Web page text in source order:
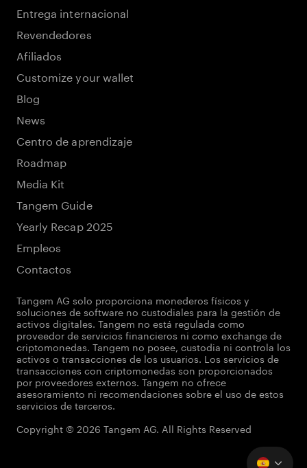
Entrega internacional
Revendedores
Afiliados
Customize your wallet
Blog
News
Centro de aprendizaje
Roadmap
Media Kit
Tangem Guide
Yearly Recap 2025
Empleos
Contactos
Tangem AG solo proporciona monederos físicos y
soluciones de software no custodiales para la gestión de
activos digitales. Tangem no está regulada como
proveedor de servicios financieros ni como exchange de
criptomonedas. Tangem no posee, custodia ni controla los
activos o transacciones de los usuarios. Los servicios de
transacciones con criptomonedas son proporcionados
por proveedores externos. Tangem no ofrece
asesoramiento ni recomendaciones sobre el uso de estos
servicios de terceros.